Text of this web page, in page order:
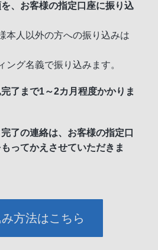
、お客様の指定口座に振り込
本人以外の方への振り込みは
ング名義で振り込みます。
了まで1～2カ月程度かかりま
了の連絡は、お客様の指定口
ってかえさせていただきま
方法はこちら